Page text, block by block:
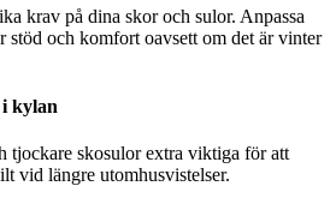
krav på dina skor och sulor. Anpassa
stöd och komfort oavsett om det är vinter
kylan
tjockare skosulor extra viktiga för att
vid längre utomhusvistelser.